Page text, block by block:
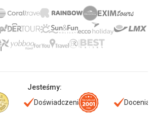
Jesteśmy:
Doświadczeni Doceniani